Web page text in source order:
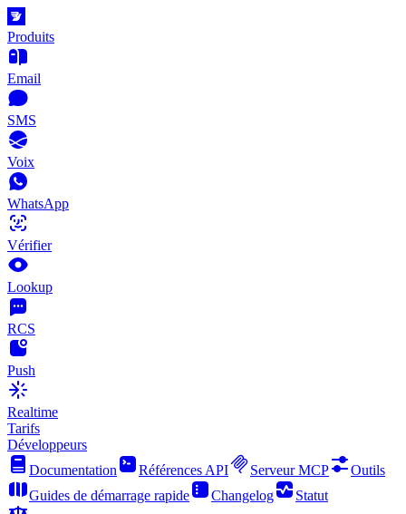
Produits
Email
SMS
Voix
WhatsApp
Vérifier
Lookup
RCS
Push
Realtime
Tarifs
Développeurs
Documentation
Références API Serveur MCP
Outils
Guides de démarrage rapide
Changelog
Statut